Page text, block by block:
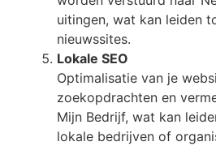
uitingen, wat kan leiden
nieuwssites.
Lokale SEO
Optimalisatie van je
zoekopdrachten en
Mijn Bedrijf, wat kan
lokale bedrijven of